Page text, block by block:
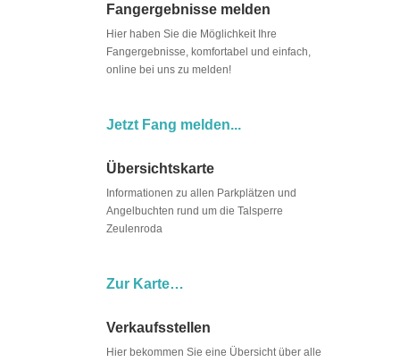
Fangergebnisse melden
Hier haben Sie die Möglichkeit Ihre
Fangergebnisse, komfortabel und einfach,
online bei uns zu melden!
Jetzt Fang melden...
Übersichtskarte
Informationen zu allen Parkplätzen und
Angelbuchten rund um die Talsperre
Zeulenroda
Zur Karte…
Verkaufsstellen
Hier bekommen Sie eine Übersicht über alle